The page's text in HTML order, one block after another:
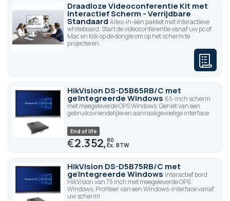
Draadloze Videoconferentie Kit met
Interactief Scherm - Verrijdbare
Standaard Alles-in-één pakket met interactieve
whiteboard. Start de videoconferentie vanaf uw pc of
Mac en klik op de dongle om op het scherm te
projecteren.
HikVision DS-D5B65RB/C met
geïntegreerde Windows 65-inch scherm
met meegeleverde OPS Windows. Geniet van een
gebruiksvriendelijke en aanraakgevoelige interface
End of life
€2.352,80
HikVision DS-D5B75RB/C met
geïntegreerde Windows Interactief bord
HikVision van 75 inch met meegeleverde OPS
Windows. Profiteer van een Windows-interface vanaf
uw scherm!